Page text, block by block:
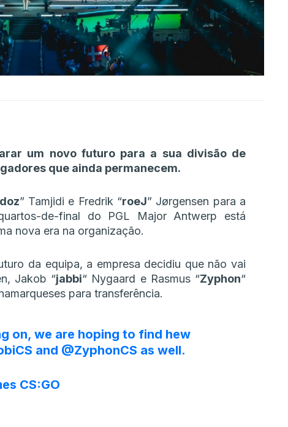
um novo futuro para a sua divisão de
que ainda permanecem.
” Tamjidi e Fredrik “roeJ” Jørgensen para a
de-final do PGL Major Antwerp está
nova era na organização.
da equipa, a empresa decidiu que não vai
Jakob “⁠jabbi⁠“ Nygaard e Rasmus “⁠Zyphon⁠“
para transferência.
on, we are hoping to find hew
and @ZyphonCS as well.
CS:GO